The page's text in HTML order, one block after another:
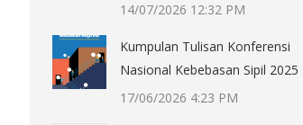
14/07/2026 12:32 PM
Kumpulan Tulisan Konferensi
Nasional Kebebasan Sipil 2025
17/06/2026 4:23 PM